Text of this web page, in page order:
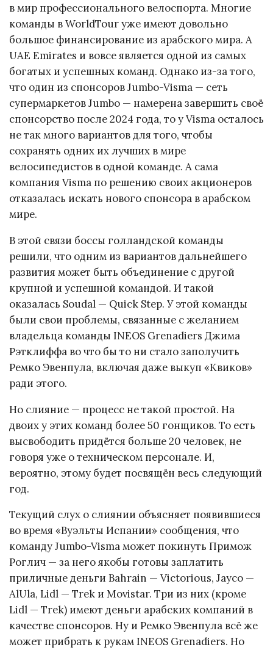
в мир профессионального велоспорта. Многие
команды в WorldTour уже имеют довольно
большое финансирование из арабского мира. А
UAE Emirates и вовсе является одной из самых
богатых и успешных команд. Однако из-за того,
что один из спонсоров Jumbo-Visma — сеть
супермаркетов Jumbo — намерена завершить своё
спонсорство после 2024 года, то у Visma осталось
не так много вариантов для того, чтобы
сохранять одних их лучших в мире
велосипедистов в одной команде. А сама
компания Visma по решению своих акционеров
отказалась искать нового спонсора в арабском
мире.
В этой связи боссы голландской команды
решили, что одним из вариантов дальнейшего
развития может быть объединение с другой
крупной и успешной командой. И такой
оказалась Soudal — Quick Step. У этой команды
были свои проблемы, связанные с желанием
владельца команды INEOS Grenadiers Джима
Рэтклиффа во что бы то ни стало заполучить
Ремко Эвенпула, включая даже выкуп «Квиков»
ради этого.
Но слияние — процесс не такой простой. На
двоих у этих команд более 50 гонщиков. То есть
высвободить придётся больше 20 человек, не
говоря уже о техническом персонале. И,
вероятно, этому будет посвящён весь следующий
год.
Текущий слух о слиянии объясняет появившиеся
во время «Вуэльты Испании» сообщения, что
команду Jumbo-Visma может покинуть Примож
Роглич — за него якобы готовы заплатить
приличные деньги Bahrain — Victorious, Jayco —
AlUla, Lidl — Trek и Movistar. Три из них (кроме
Lidl — Trek) имеют деньги арабских компаний в
качестве спонсоров. Ну и Ремко Эвенпула всё же
может прибрать к рукам INEOS Grenadiers. Но